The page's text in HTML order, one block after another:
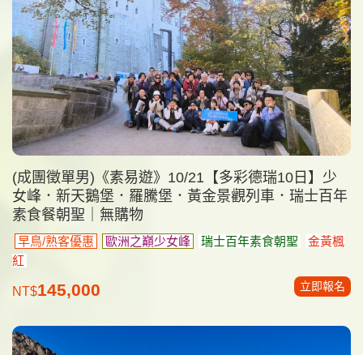
(成團徵單男)《素易遊》10/21【多彩德瑞10日】少
女峰．新天鵝堡．羅騰堡．黃金景觀列車．瑞士百年
素食餐朝聖｜無購物
早鳥/熟客優惠 歐洲之巔少女峰 瑞士百年素食朝聖
金黃楓
紅
NT$145,000 立即報名